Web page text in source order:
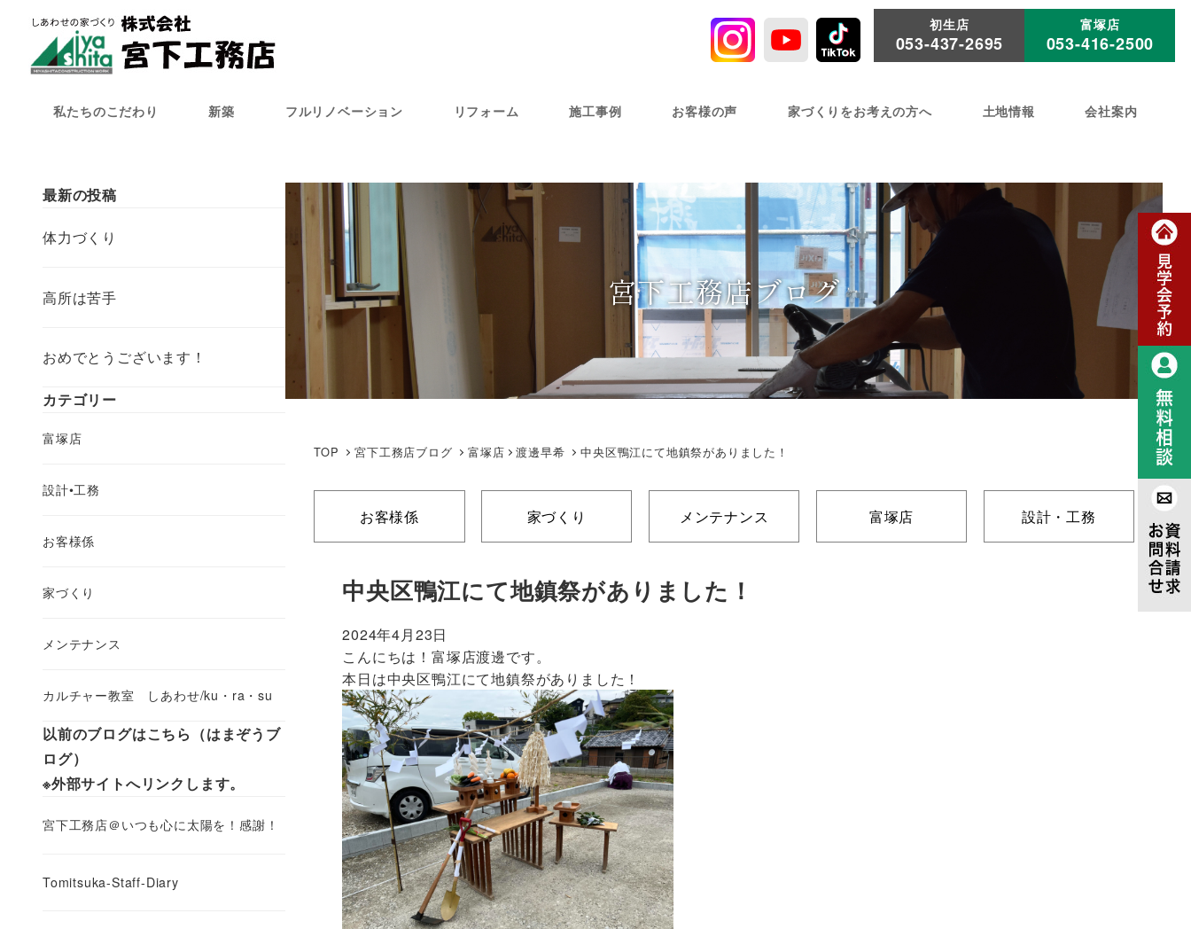
初生店
053-437-2695
富塚店
053-416-2500
私たちのこだわり 新築 フルリノベーション リフォーム 施工事例 お客様の声 家づくりをお考えの方へ 土地情報 会社案内
宮下工務店ブログ
TOP 宮下工務店ブログ 富塚店 渡邊早希 中央区鴨江にて地鎮祭がありました！
お客様係 家づくり メンテナンス 富塚店 設計・工務
中央区鴨江にて地鎮祭がありました！
2024年4月23日
こんにちは！富塚店渡邊です。
本日は中央区鴨江にて地鎮祭がありました！
最新の投稿
体力づくり
高所は苦手
おめでとうございます！
カテゴリー
富塚店
設計•工務
お客様係
家づくり
メンテナンス
カルチャー教室 しあわせ/ku・ra・su
以前のブログはこちら（はまぞうブ
ログ）
※外部サイトへリンクします。
宮下工務店＠いつも心に太陽を！感謝！
Tomitsuka-Staff-Diary